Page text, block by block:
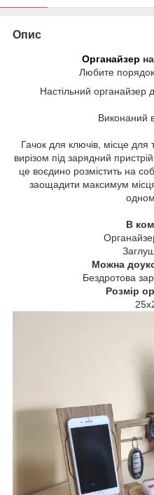
Опис
Органайзер
Любите
Настільний органайзер
Виконаний
Гачок для ключів, місце для
вирізом під зарядний
це воєдино розмістить на
заощадити максимум
В
Можна
Бездротова
Розмір